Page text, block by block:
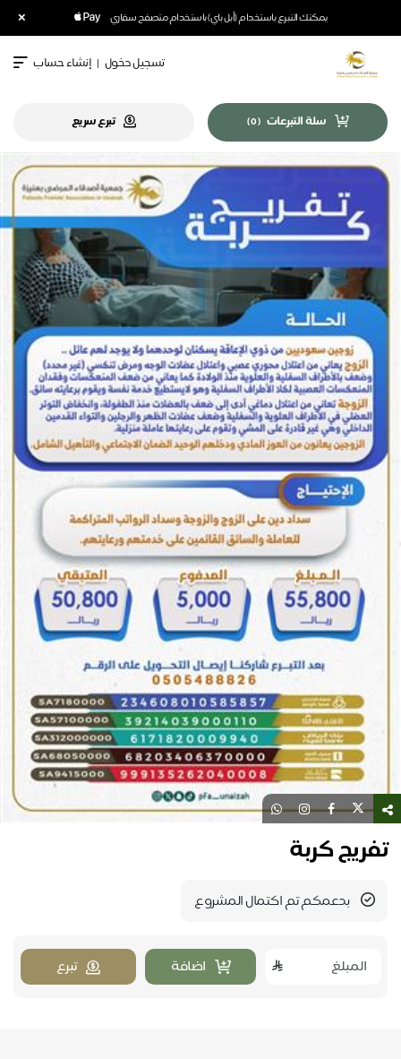
يمكنك التبرع باستخدام (أبل باي) باستخدام متصفح سفاري ×
تسجيل دخول | إنشاء حساب
سلة التبرعات (
0
) تبرع سريع
تفريج كربة
بدعمكم تم اكتمال المشروع
اضافة تبرع